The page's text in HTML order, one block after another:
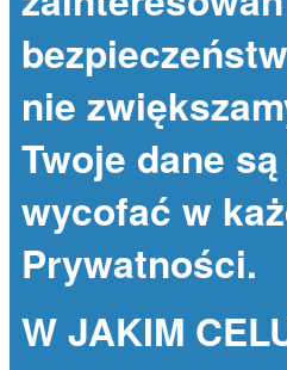
nie
Twoje dane
wycofać w
Prywatności.
W JAKIM